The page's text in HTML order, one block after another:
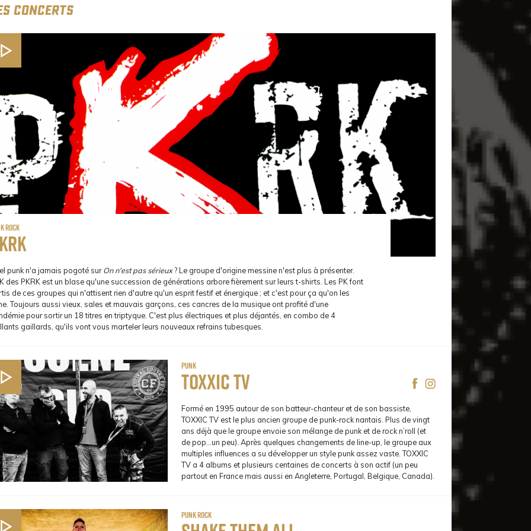
CONCERTS
Rock
punk n'a jamais pogoté surOn n'est pas sérieux? Le groupe d'origine messine n'est plus à présenter.
des PKRK est un blase qu'une succession de générations arbore fièrement sur leurs t-shirts. Les PK font
de ces groupes qui n'attisent rien d'autre qu'un esprit festif et énergique ; et c'est pour ça qu'on les
Toujours aussi vieux, sales et mauvais garçons, ces cancres de la musique ont profité d'une
pour sortir un 18 titres en triptyque. C'est plus électriques et plus déjantés, en combo de 4
gaillards, qu'ils vont vous marteler leurs nouveaux refrains tubesques.
Punk
Toxxic TV
Formé en 1995 autour de son batteur-chanteur et de son bassiste,
TOXXIC TV est le plus ancien groupe de punk-rock nantais. Plus de vingt
ans déjà que le groupe envoie son mélange de punk et de rock n’roll (et
de pop…un peu). Après quelques changements de line-up, le groupe aux
multiples influences a su développer un style punk assez vaste. TOXXIC
TV a 4 albums et plusieurs centaines de concerts à son actif (un peu
partout en France mais aussi en Angleterre, Portugal, Belgique, Canada).
Punk Rock